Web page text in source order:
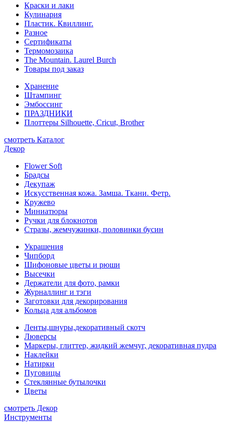
Краски и лаки
Кулинария
Пластик. Квиллинг.
Разное
Сертификаты
Термомозаика
The Mountain. Laurel Burch
Товары под заказ
Хранение
Штампинг
Эмбоссинг
ПРАЗДНИКИ
Плоттеры Silhouette, Cricut, Brother
смотреть Каталог
Декор
Flower Soft
Брадсы
Декупаж
Искусственная кожа. Замша. Ткани. Фетр.
Кружево
Миниатюры
Ручки для блокнотов
Стразы, жемчужинки, половинки бусин
Украшения
Чипборд
Шифоновые цветы и рюши
Высечки
Держатели для фото, рамки
Журналлинг и тэги
Заготовки для декорирования
Кольца для альбомов
Ленты,шнуры,декоративный скотч
Люверсы
Маркеры, глиттер, жидкий жемчуг, декоративная пудра
Наклейки
Натирки
Пуговицы
Стеклянные бутылочки
Цветы
смотреть Декор
Инструменты